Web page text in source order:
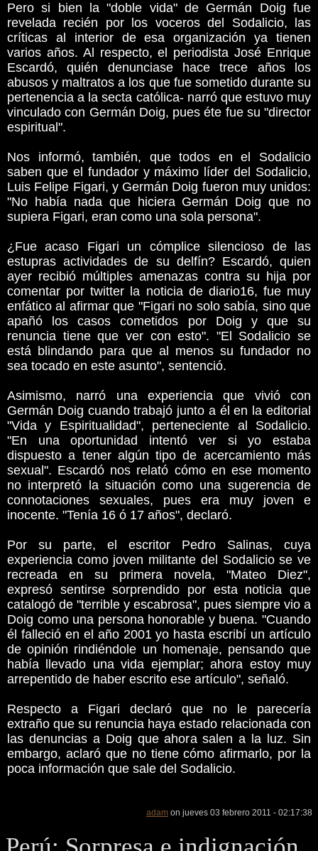
Pero si bien la "doble vida" de Germán Doig fue
revelada recién por los voceros del Sodalicio, las
críticas al interior de esa organización ya tienen
varios años. Al respecto, el periodista José Enrique
Escardó, quién denunciase hace trece años los
abusos y maltratos a los que fue sometido durante su
pertenencia a la secta católica- narró que estuvo muy
vinculado con Germán Doig, pues éte fue su "director
espiritual".
Nos informó, también, que todos en el Sodalicio
saben que el fundador y máximo líder del Sodalicio,
Luis Felipe Figari, y Germán Doig fueron muy unidos:
"No había nada que hiciera Germán Doig que no
supiera Figari, eran como una sola persona".
¿Fue acaso Figari un cómplice silencioso de las
estupras actividades de su delfín? Escardó, quien
ayer recibió múltiples amenazas contra su hija por
comentar por twitter la noticia de diario16, fue muy
enfático al afirmar que "Figari no solo sabía, sino que
apañó los casos cometidos por Doig y que su
renuncia tiene que ver con esto". "El Sodalicio se
está blindando para que al menos su fundador no
sea tocado en este asunto", sentenció.
Asimismo, narró una experiencia que vivió con
Germán Doig cuando trabajó junto a él en la editorial
"Vida y Espiritualidad", perteneciente al Sodalicio.
"En una oportunidad intentó ver si yo estaba
dispuesto a tener algún tipo de acercamiento más
sexual". Escardó nos relató cómo en ese momento
no interpretó la situación como una sugerencia de
connotaciones sexuales, pues era muy joven e
inocente. "Tenía 16 ó 17 años", declaró.
Por su parte, el escritor Pedro Salinas, cuya
experiencia como joven militante del Sodalicio se ve
recreada en su primera novela, "Mateo Diez",
expresó sentirse sorprendido por esta noticia que
catalogó de "terrible y escabrosa", pues siempre vio a
Doig como una persona honorable y buena. "Cuando
él falleció en el año 2001 yo hasta escribí un artículo
de opinión rindiéndole un homenaje, pensando que
había llevado una vida ejemplar; ahora estoy muy
arrepentido de haber escrito ese artículo", señaló.
Respecto a Figari declaró que no le parecería
extraño que su renuncia haya estado relacionada con
las denuncias a Doig que ahora salen a la luz. Sin
embargo, aclaró que no tiene cómo afirmarlo, por la
poca información que sale del Sodalicio.
adam on jueves 03 febrero 2011 - 02:17:38